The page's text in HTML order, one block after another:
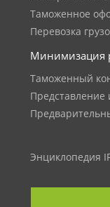
Таможенное
Перевозка
Минимизация
Таможенный
Представление
Энциклопедия